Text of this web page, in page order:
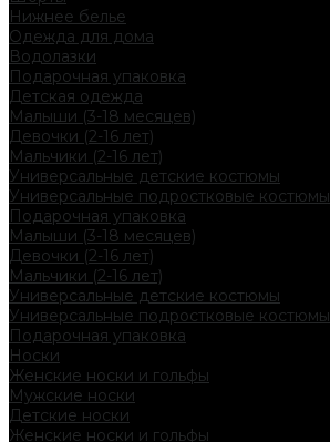
Нижнее белье
Одежда для дома
Водолазки
Подарочная упаковка
Детская одежда
Малыши (3-18 месяцев)
Девочки (2-16 лет)
Мальчики (2-16 лет)
Универсальные детские костюмы
Универсальные подростковые костюмы
Подарочная упаковка
Малыши (3-18 месяцев)
Девочки (2-16 лет)
Мальчики (2-16 лет)
Универсальные детские костюмы
Универсальные подростковые костюмы
Подарочная упаковка
Носки
Женские носки и гольфы
Мужские носки
Детские носки
Женские носки и гольфы